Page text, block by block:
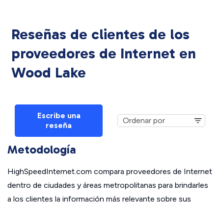
Reseñas de clientes de los
proveedores de Internet en
Wood Lake
Escribe una
reseña
Metodología
HighSpeedInternet.com compara proveedores de Internet
dentro de ciudades y áreas metropolitanas para brindarles
a los clientes la información más relevante sobre sus